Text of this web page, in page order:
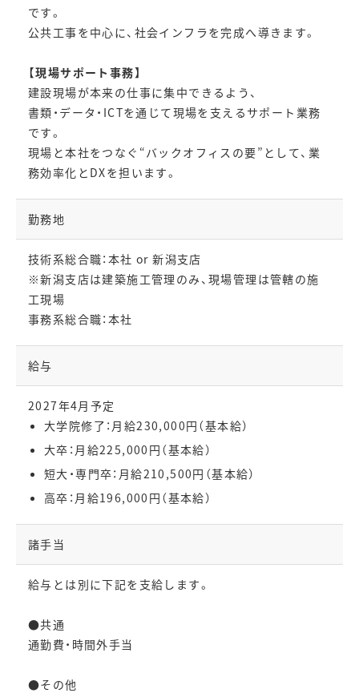
です。
公共工事を中心に、社会インフラを完成へ導きます。
【現場サポート事務】
建設現場が本来の仕事に集中できるよう、
書類・データ・ICTを通じて現場を支えるサポート業務
です。
現場と本社をつなぐ“バックオフィスの要”として、業
務効率化とDXを担います。
勤務地
技術系総合職：本社 or 新潟支店
※新潟支店は建築施工管理のみ、現場管理は管轄の施
工現場
事務系総合職：本社
給与
2027年4月予定
大学院修了：月給230,000円（基本給）
大卒：月給225,000円（基本給）
短大・専門卒：月給210,500円（基本給）
高卒：月給196,000円（基本給）
諸手当
給与とは別に下記を支給します。
●共通
通勤費・時間外手当
●その他